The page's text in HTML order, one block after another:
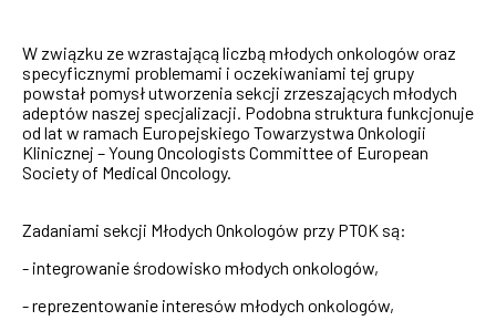
W związku ze wzrastającą liczbą młodych onkologów oraz
specyficznymi problemami i oczekiwaniami tej grupy
powstał pomysł utworzenia sekcji zrzeszających młodych
adeptów naszej specjalizacji. Podobna struktura funkcjonuje
od lat w ramach Europejskiego Towarzystwa Onkologii
Klinicznej – Young Oncologists Committee of European
Society of Medical Oncology.
Zadaniami sekcji Młodych Onkologów przy PTOK są:
- integrowanie środowisko młodych onkologów,
- reprezentowanie interesów młodych onkologów,